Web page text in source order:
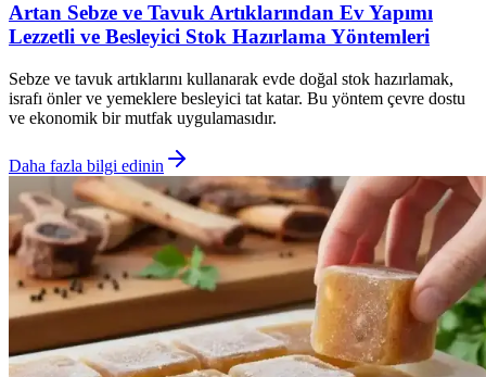
Artan Sebze ve Tavuk Artıklarından Ev Yapımı
Lezzetli ve Besleyici Stok Hazırlama Yöntemleri
Sebze ve tavuk artıklarını kullanarak evde doğal stok hazırlamak,
israfı önler ve yemeklere besleyici tat katar. Bu yöntem çevre dostu
ve ekonomik bir mutfak uygulamasıdır.
Daha fazla bilgi edinin